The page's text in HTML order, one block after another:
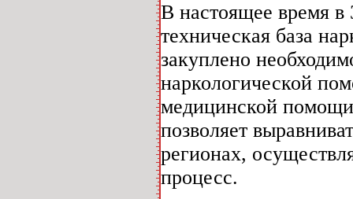
В настоящее время в
техническая база
закуплено
наркологической
медицинской
позволяет
регионах,
процесс.